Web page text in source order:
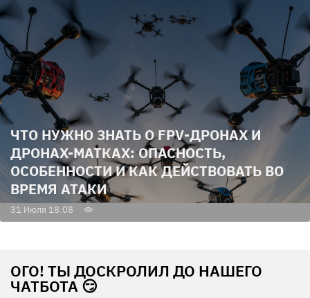
ЧТО НУЖНО ЗНАТЬ О FPV-ДРОНАХ И
ДРОНАХ-МАТКАХ: ОПАСНОСТЬ,
ОСОБЕННОСТИ И КАК ДЕЙСТВОВАТЬ ВО
ВРЕМЯ АТАКИ
31 Июля 18:08
ОГО! ТЫ ДОСКРОЛИЛ ДО НАШЕГО
ЧАТБОТА 😏